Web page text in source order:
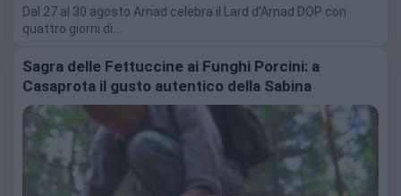
Dal 27 al 30 agosto Arnad celebra il Lard d’Arnad DOP con
quattro giorni di…
Sagra delle Fettuccine ai Funghi Porcini: a
Casaprota il gusto autentico della Sabina